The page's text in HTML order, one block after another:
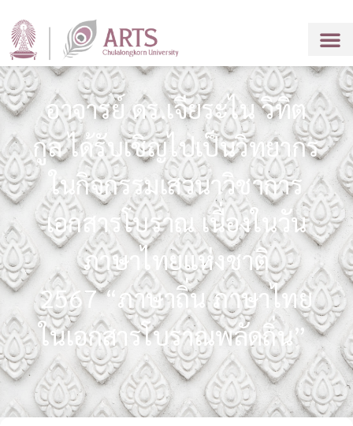
อาจารย์ ดร.เจียระไน วิทิต
กูล ได้รับเชิญไปเป็นวิทยากร
ในกิจกรรมเสวนาวิชาการ
เอกสารโบราณ เนื่องในวัน
ภาษาไทยแห่งชาติ
2567 “ภาษาถิ่น ภาษาไทย
ในเอกสารโบราณพลัดถิ่น”